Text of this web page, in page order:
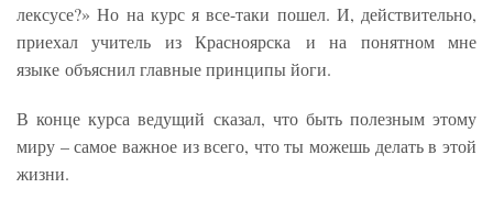
лексусе?» Но на курс я все-таки пошел. И, действительно,
приехал учитель из Красноярска и на понятном мне
языке объяснил главные принципы йоги.
В конце курса ведущий сказал, что быть полезным этому
миру – самое важное из всего, что ты можешь делать в этой
жизни.